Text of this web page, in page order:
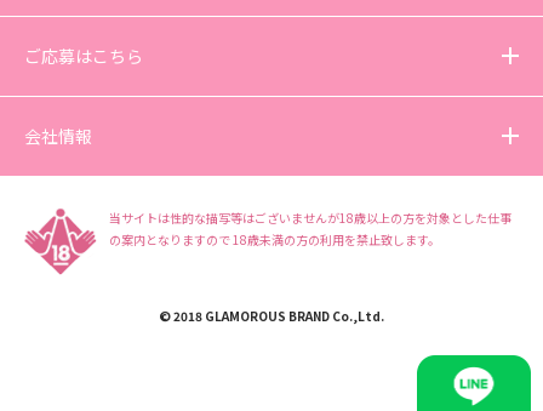
ご応募はこちら
会社情報
当サイトは性的な描写等はございませんが18歳以上の方を対象とした仕事
の案内となりますので 18歳未満の方の利用を禁止致します。
© 2018 GLAMOROUS BRAND Co.,Ltd.